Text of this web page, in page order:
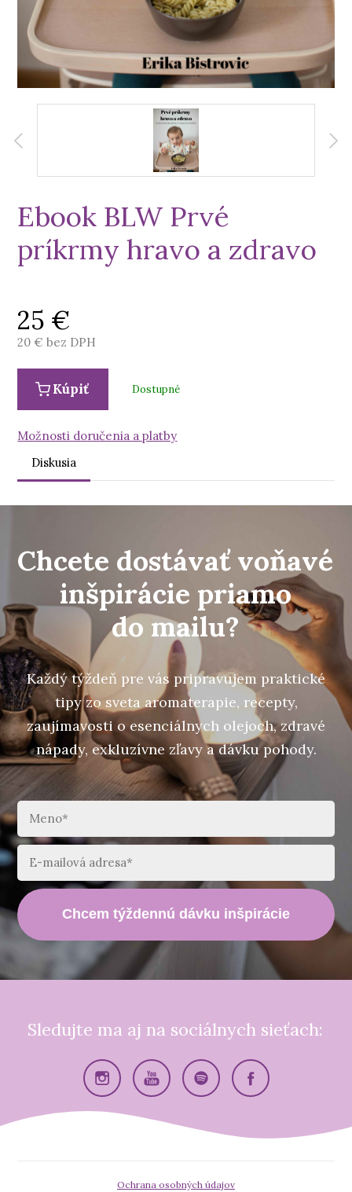
Ebook BLW Prvé
príkrmy hravo a zdravo
25 €
20 € bez DPH
Kúpiť Dostupné
Možnosti doručenia a platby
Diskusia
Chcete dostávať voňavé
inšpirácie priamo
do mailu?
Každý týždeň pre vás pripravujem praktické
tipy zo sveta aromaterapie, recepty,
zaujímavosti o esenciálnych olejoch, zdravé
nápady, exkluzívne zľavy a dávku pohody.
Chcem týždennú dávku inšpirácie
Sledujte ma aj na sociálnych sieťach:
Ochrana osobných údajov